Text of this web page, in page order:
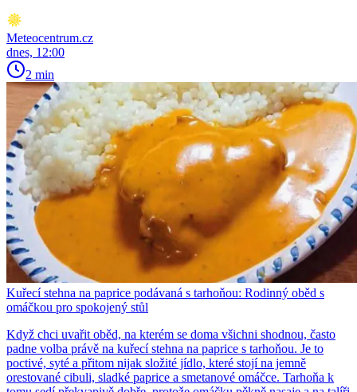
Meteocentrum.cz
dnes, 12:00
2 min
Kuřecí stehna na paprice podávaná s tarhoňou: Rodinný oběd s
omáčkou pro spokojený stůl
Když chci uvařit oběd, na kterém se doma všichni shodnou, často
padne volba právě na kuřecí stehna na paprice s tarhoňou. Je to
poctivé, syté a přitom nijak složité jídlo, které stojí na jemně
orestované cibuli, sladké paprice a smetanové omáčce. Tarhoňa k